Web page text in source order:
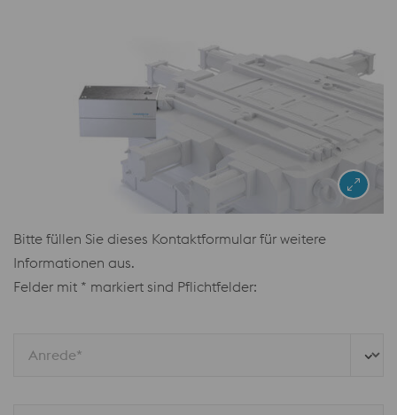
Bitte füllen Sie dieses Kontaktformular für weitere
Informationen aus.
Felder mit * markiert sind Pflichtfelder:
Anrede*